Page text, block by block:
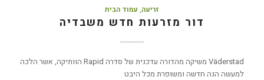
זריעה, עמוד הבית
דור מזרעות חדש משבדיה
Väderstad משיקה מהדורה עדכנית של סדרה Rapid הוותיקה, אשר הלכה
למעשה הנה חדשה ומשופרת מכל היבט